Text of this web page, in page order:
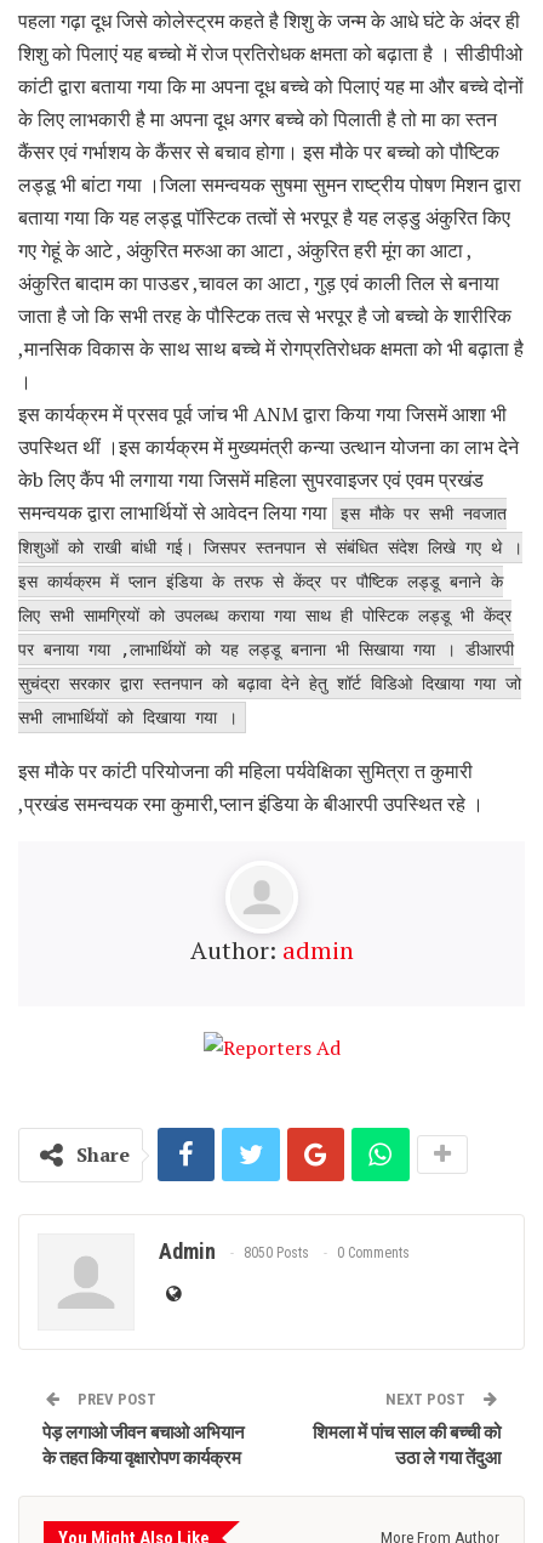
पहला गढ़ा दूध जिसे कोलेस्ट्रम कहते है शिशु के जन्म के आधे घंटे के अंदर ही
शिशु को पिलाएं यह बच्चो में रोज प्रतिरोधक क्षमता को बढ़ाता है । सीडीपीओ
कांटी द्वारा बताया गया कि मा अपना दूध बच्चे को पिलाएं यह मा और बच्चे दोनों
के लिए लाभकारी है मा अपना दूध अगर बच्चे को पिलाती है तो मा का स्तन
कैंसर एवं गर्भाशय के कैंसर से बचाव होगा। इस मौके पर बच्चो को पौष्टिक
लड्डू भी बांटा गया ।जिला समन्वयक सुषमा सुमन राष्ट्रीय पोषण मिशन द्वारा
बताया गया कि यह लड्डू पॉस्टिक तत्वों से भरपूर है यह लड्डु अंकुरित किए
गए गेहूं के आटे , अंकुरित मरुआ का आटा , अंकुरित हरी मूंग का आटा ,
अंकुरित बादाम का पाउडर ,चावल का आटा , गुड़ एवं काली तिल से बनाया
जाता है जो कि सभी तरह के पौस्टिक तत्व से भरपूर है जो बच्चो के शारीरिक
,मानसिक विकास के साथ साथ बच्चे में रोगप्रतिरोधक क्षमता को भी बढ़ाता है
।
इस कार्यक्रम में प्रसव पूर्व जांच भी ANM द्वारा किया गया जिसमें आशा भी
उपस्थित थीं ।इस कार्यक्रम में मुख्यमंत्री कन्या उत्थान योजना का लाभ देने
केb लिए कैंप भी लगाया गया जिसमें महिला सुपरवाइजर एवं एवम प्रखंड
समन्वयक द्वारा लाभार्थियों से आवेदन लिया गया
इस मौके पर सभी नवजात
शिशुओं को राखी बांधी गई। जिसपर स्तनपान से संबंधित संदेश लिखे गए थे ।
इस कार्यक्रम में प्लान इंडिया के तरफ से केंद्र पर पौष्टिक लड्डू बनाने के
लिए सभी सामग्रियों को उपलब्ध कराया गया साथ ही पोस्टिक लड्डू भी केंद्र
पर बनाया गया ,लाभार्थियों को यह लड्डू बनाना भी सिखाया गया । डीआरपी
सुचंद्रा सरकार द्वारा स्तनपान को बढ़ावा देने हेतु शॉर्ट विडिओ दिखाया गया जो
सभी लाभार्थियों को दिखाया गया ।
इस मौके पर कांटी परियोजना की महिला पर्यवेक्षिका सुमित्रा त कुमारी
,प्रखंड समन्वयक रमा कुमारी,प्लान इंडिया के बीआरपी उपस्थित रहे ।
Author: admin
Share
Admin 8050 Posts 0 Comments
PREV POST
पेड़ लगाओ जीवन बचाओ अभियान
के तहत किया वृक्षारोपण कार्यक्रम
NEXT POST
शिमला में पांच साल की बच्ची को
उठा ले गया तेंदुआ
You Might Also Like More From Author